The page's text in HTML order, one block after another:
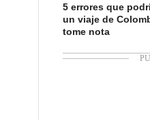
5 errores que
un viaje de
tome nota